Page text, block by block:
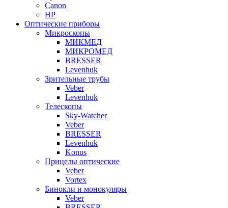
Canon
HP
Оптические приборы
Микроскопы
МИКМЕД
МИКРОМЕД
BRESSER
Levenhuk
Зрительные трубы
Veber
Levenhuk
Телескопы
Sky-Watcher
Veber
BRESSER
Levenhuk
Konus
Прицелы оптические
Veber
Vortex
Бинокли и монокуляры
Veber